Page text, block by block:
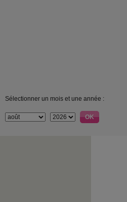
Sélectionner un mois et une année :